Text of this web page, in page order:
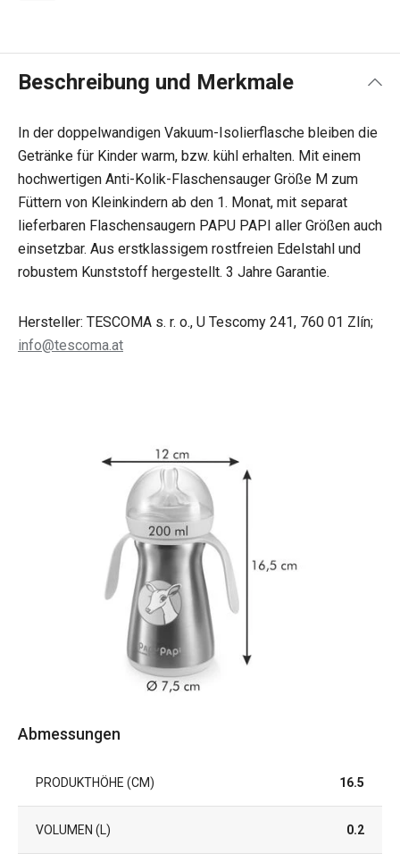
Beschreibung und Merkmale
In der doppelwandigen Vakuum-Isolierflasche bleiben die
Getränke für Kinder warm, bzw. kühl erhalten. Mit einem
hochwertigen Anti-Kolik-Flaschensauger Größe M zum
Füttern von Kleinkindern ab den 1. Monat, mit separat
lieferbaren Flaschensaugern PAPU PAPI aller Größen auch
einsetzbar. Aus erstklassigem rostfreien Edelstahl und
robustem Kunststoff hergestellt. 3 Jahre Garantie.
Hersteller: TESCOMA s. r. o., U Tescomy 241, 760 01 Zlín;
info@tescoma.at
Abmessungen
PRODUKTHÖHE (CM) 16.5
VOLUMEN (L) 0.2